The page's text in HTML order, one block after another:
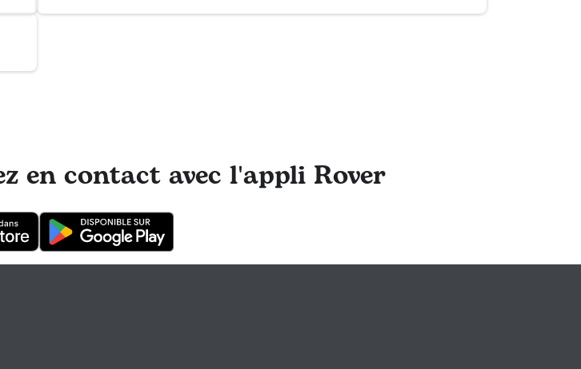
en contact avec l'appli Rover